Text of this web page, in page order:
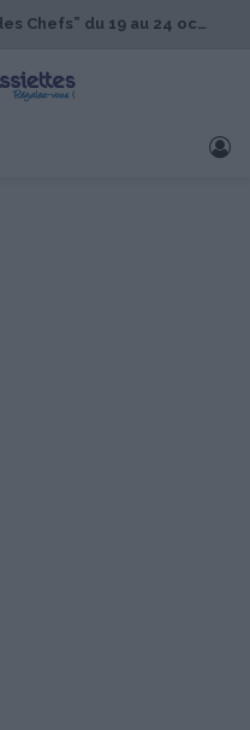
1er Édition de “La Semaine des Chefs” du 19 au 24 octobre 2026